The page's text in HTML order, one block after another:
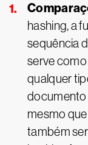
hashing, a
sequência
serve
qualquer
documento
mesmo
também